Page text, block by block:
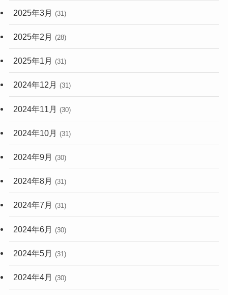
2025年3月 (31)
2025年2月 (28)
2025年1月 (31)
2024年12月 (31)
2024年11月 (30)
2024年10月 (31)
2024年9月 (30)
2024年8月 (31)
2024年7月 (31)
2024年6月 (30)
2024年5月 (31)
2024年4月 (30)